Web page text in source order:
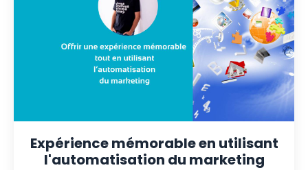
Expérience mémorable en utilisant
l'automatisation du marketing